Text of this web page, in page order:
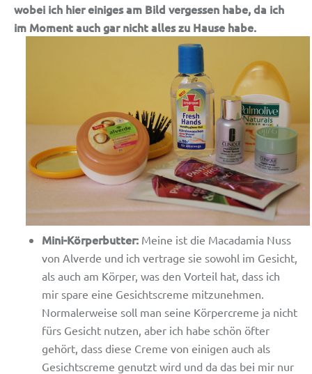
wobei ich hier einiges am Bild vergessen habe, da ich
im Moment auch gar nicht alles zu Hause habe.
Mini-Körperbutter: Meine ist die Macadamia Nuss
von Alverde und ich vertrage sie sowohl im Gesicht,
als auch am Körper, was den Vorteil hat, dass ich
mir spare eine Gesichtscreme mitzunehmen.
Normalerweise soll man seine Körpercreme ja nicht
fürs Gesicht nutzen, aber ich habe schön öfter
gehört, dass diese Creme von einigen auch als
Gesichtscreme genutzt wird und da das bei mir nur